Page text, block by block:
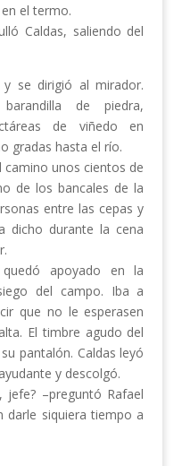
el termo.
Caldas, saliendo del
se dirigió al mirador.
de piedra,
de viñedo en
gradas hasta el río.
unos cientos de
de los bancales de la
entre las cepas y
dicho durante la cena
apoyado en la
del campo. Iba a
que no le esperasen
El timbre agudo del
pantalón. Caldas leyó
y descolgó.
jefe? –preguntó Rafael
darle siquiera tiempo a